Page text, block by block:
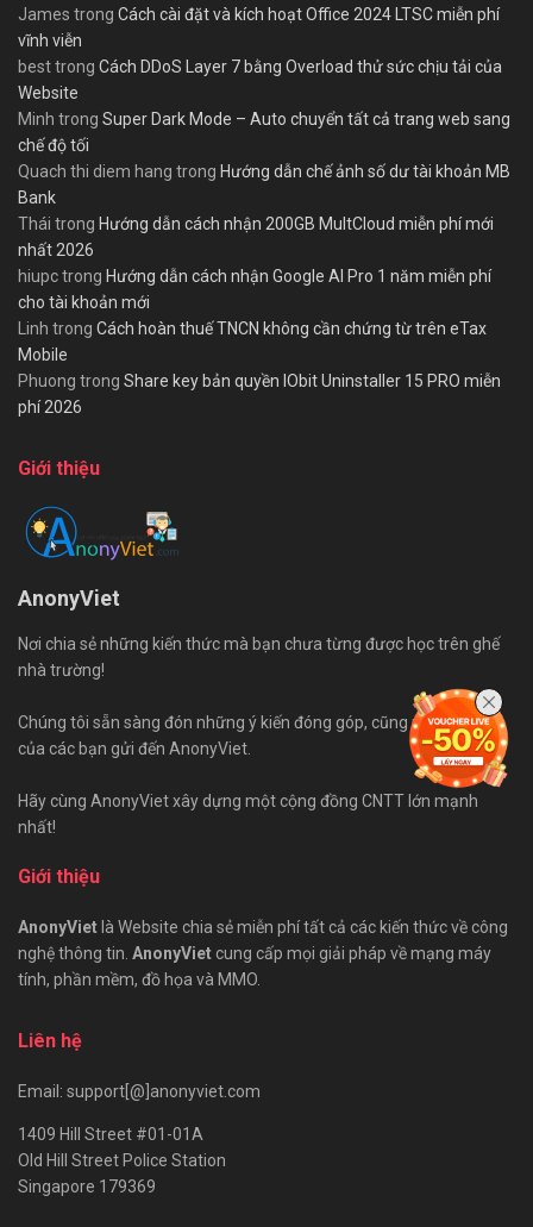
James trong Cách cài đặt và kích hoạt Office 2024 LTSC miễn phí
vĩnh viễn
besttrong Cách DDoS Layer 7 bằng Overload thử sức chịu tải của
Website
Minh trong Super Dark Mode – Auto chuyển tất cả trang web sang
chế độ tối
Quach thi diem hang trong Hướng dẫn chế ảnh số dư tài khoản MB
Bank
Thái trong Hướng dẫn cách nhận 200GB MultCloud miễn phí mới
nhất 2026
hiupctrong Hướng dẫn cách nhận Google AI Pro 1 năm miễn phí
cho tài khoản mới
Linh trong Cách hoàn thuế TNCN không cần chứng từ trên eTax
Mobile
Phuong trong Share key bản quyền IObit Uninstaller 15 PRO miễn
phí 2026
Giới thiệu
AnonyViet
Nơi chia sẻ những kiến thức mà bạn chưa từng được học trên ghế
nhà trường!
Chúng tôi sẵn sàng đón những ý kiến đóng góp, cũng như bài viết
của các bạn gửi đến AnonyViet.
Hãy cùng AnonyViet xây dựng một cộng đồng CNTT lớn mạnh
nhất!
Giới thiệu
AnonyVietlà Website chia sẻ miễn phí tất cả các kiến thức về công
nghệ thông tin. AnonyViet cung cấp mọi giải pháp về mạng máy
tính, phần mềm, đồ họa và MMO.
Liên hệ
Email: support[@]anonyviet.com
1409 Hill Street #01-01A
Old Hill Street Police Station
Singapore 179369